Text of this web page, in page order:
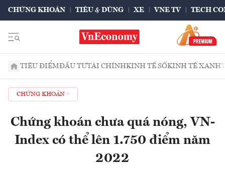
CHỨNG KHOÁN TIÊU & DÙNG XE VNE TV TECH
TIÊU ĐIỂMĐẦU TƯTÀI CHÍNHKINH TẾ SỐKINH TẾ XANH
CHỨNG KHOÁN
Chứng khoán chưa quá nóng, VN-
Index có thể lên 1.750 điểm năm
2022